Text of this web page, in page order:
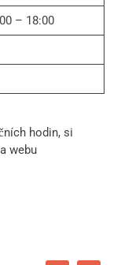
– 18:00
hodin, si
webu